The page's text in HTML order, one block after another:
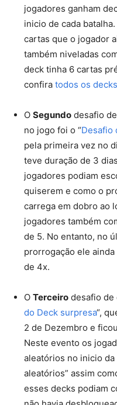
jogadores ganham
inicio de cada
cartas que o jogador
também niveladas
deck tinha 6 cartas
confira todos os
O Segundo desafio
no jogo foi o “Desafio
pela primeira vez no
teve duração de 3
jogadores podiam
quiserem e como o
carrega em dobro ao
jogadores também
de 5. No entanto, no
prorrogação ele
de 4x.
O Terceiro desafio de
do Deck surpresa“,
2 de Dezembro e
Neste evento os
aleatórios no inicio da
aleatórios” assim
esses decks podiam